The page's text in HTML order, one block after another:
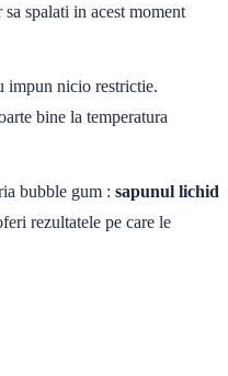
spalati in acest moment
impun nicio restrictie.
bine la temperatura
bubble gum : sapunul lichid
rezultatele pe care le